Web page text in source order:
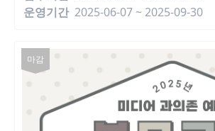
운영기간 2025-06-07 ~ 2025-09-30
마감